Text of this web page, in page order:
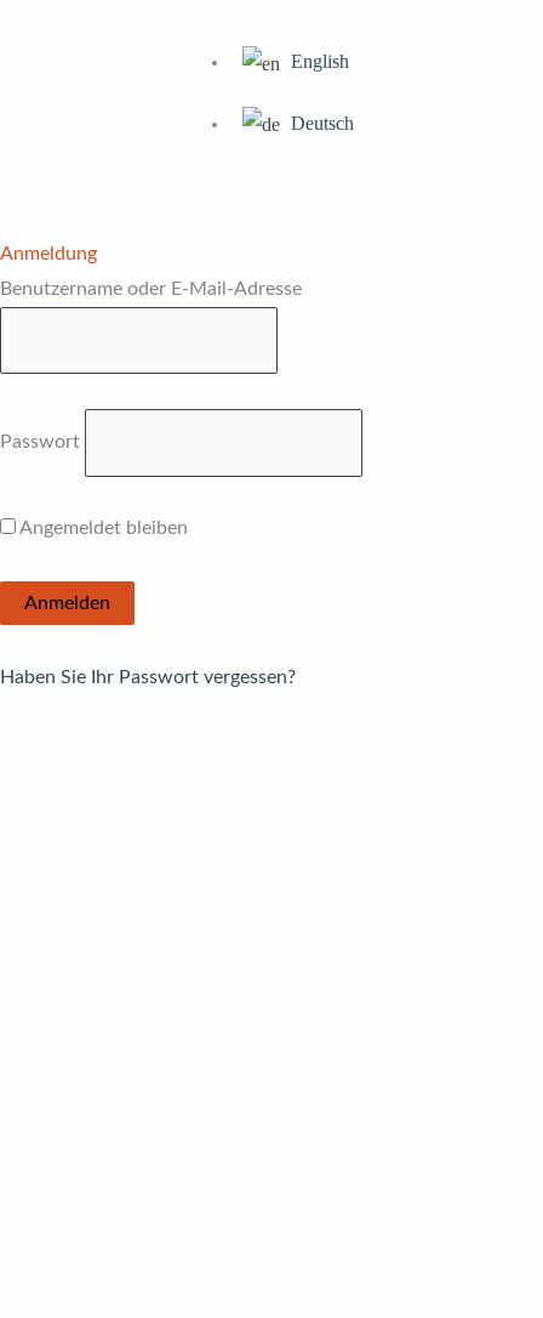
English
Deutsch
Anmeldung
Benutzername oder E-Mail-Adresse
Passwort
Angemeldet bleiben
Haben Sie Ihr Passwort vergessen?